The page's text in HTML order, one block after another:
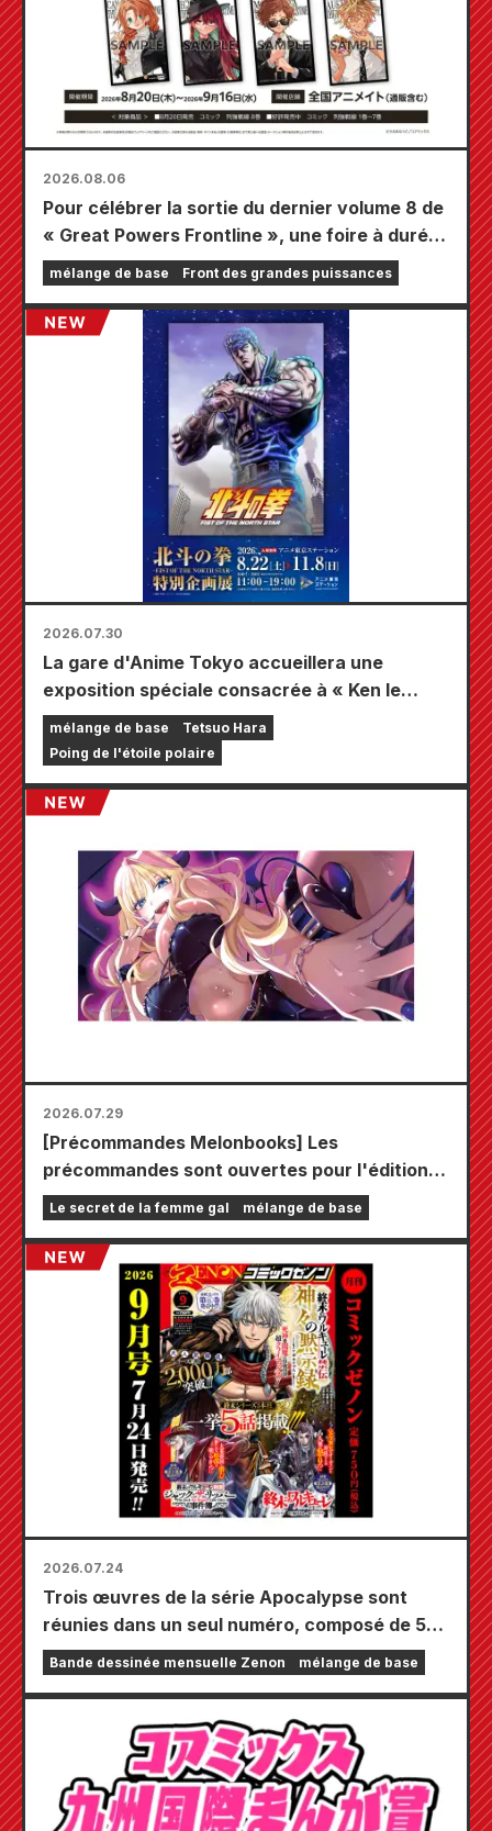
2026.08.06
Pour célébrer la sortie du dernier volume 8 de
« Great Powers Frontline », une foire à durée
limitée se tiendra dans les magasins Animate
à travers le pays à partir du 20 août, où vous
pourrez obtenir une mini-carte spécialement
dessinée (4 types au total) !
mélange de base Front des grandes puissances
2026.07.30
La gare d'Anime Tokyo accueillera une
exposition spéciale consacrée à « Ken le
Survivant » !!
mélange de base
Tetsuo Hara
Poing de l'étoile polaire
2026.07.29
[Précommandes Melonbooks] Les
précommandes sont ouvertes pour l'édition
limitée comprenant un tapis de jeu spécial
orné d'une magnifique illustration de Fuyuki
Tojo dessinée par Kudou ! Le tome 6 de « The
Secret of the Gal Bride » sortira le 20
Le secret de la femme gal mélange de base
2026.07.24
Trois œuvres de la série Apocalypse sont
réunies dans un seul numéro, composé de 5
chapitres ! Le numéro de septembre 2026 de
« Monthly Comic Zenon » sera disponible le
24 juillet !
Bande dessinée mensuelle Zenon mélange de base